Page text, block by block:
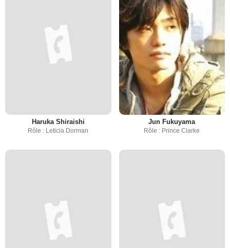
Haruka Shiraishi
Rôle : Leticia Dorman
Jun Fukuyama
Rôle : Prince Clarke